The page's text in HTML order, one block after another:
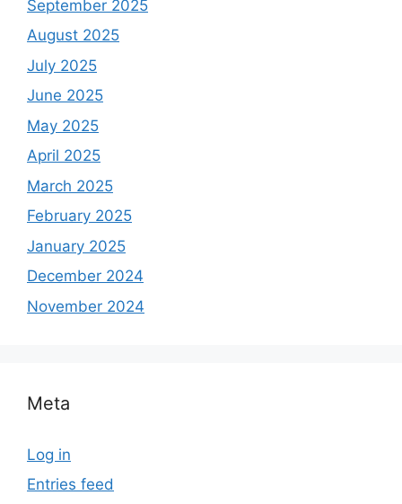
September 2025
August 2025
July 2025
June 2025
May 2025
April 2025
March 2025
February 2025
January 2025
December 2024
November 2024
Meta
Log in
Entries feed